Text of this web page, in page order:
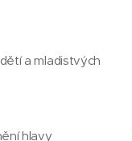
a mladistvých
hlavy